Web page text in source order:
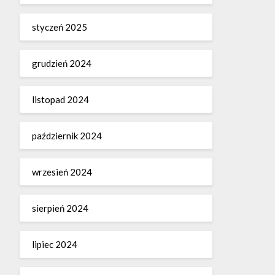
styczeń 2025
grudzień 2024
listopad 2024
październik 2024
wrzesień 2024
sierpień 2024
lipiec 2024